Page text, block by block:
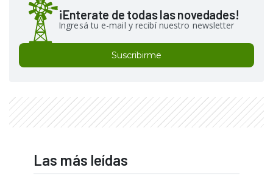
¡Enterate de todas las novedades!
Ingresá tu e-mail y recibí nuestro newsletter
Suscribirme
Las más leídas